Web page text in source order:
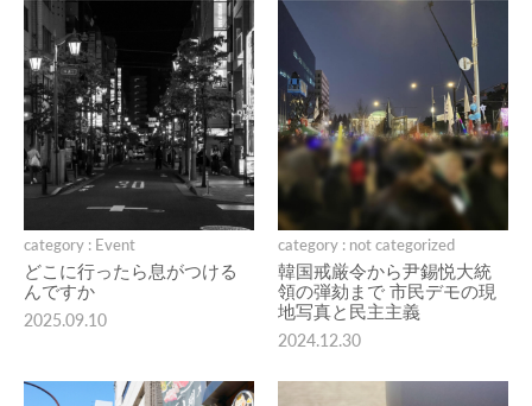
category : Event
どこに行ったら息がつける
んですか
2025.09.10
category : not categorized
韓国戒厳令から尹錫悦大統
領の弾劾まで 市民デモの現
地写真と民主主義
2024.12.30